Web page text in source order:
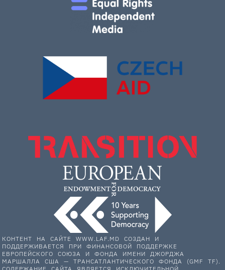
КОНТЕНТ НА САЙТЕ WWW.LAF.MD СОЗДАН И
ПОДДЕРЖИВАЕТСЯ ПРИ ФИНАНСОВОЙ ПОДДЕРЖКЕ
ЕВРОПЕЙСКОГО СОЮЗА И ФОНДА ИМЕНИ ДЖОРДЖА
МАРШАЛЛА США — ТРАНСАТЛАНТИЧЕСКОГО ФОНДА (GMF TF).